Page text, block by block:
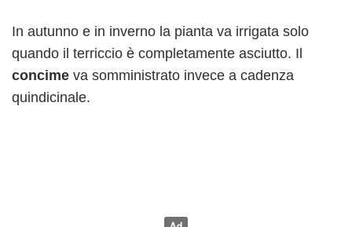
In autunno e in inverno la pianta va irrigata solo
quando il terriccio è completamente asciutto. Il
concime va somministrato invece a cadenza
quindicinale.